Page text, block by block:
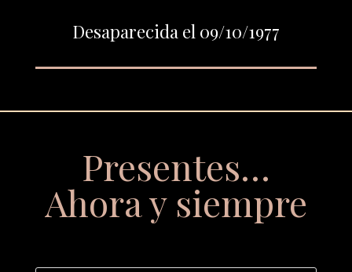
Desaparecida el 09/10/1977
Presentes…
Ahora y siempre